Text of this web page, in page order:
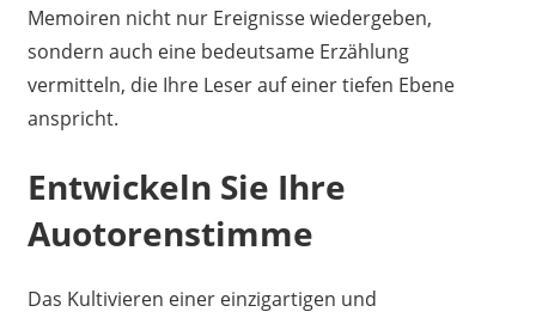
Memoiren nicht nur Ereignisse wiedergeben,
sondern auch eine bedeutsame Erzählung
vermitteln, die Ihre Leser auf einer tiefen Ebene
anspricht.
Entwickeln Sie Ihre
Auotorenstimme
Das Kultivieren einer einzigartigen und